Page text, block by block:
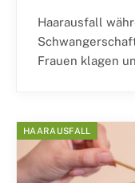
Haarausfall
Frauen klagen
HAARAUSFALL